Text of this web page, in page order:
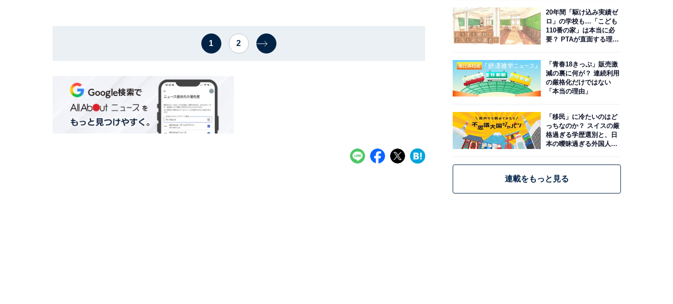
1 2
20年間「駆け込み実績ゼ
ロ」の学校も…「こども
110番の家」は本当に必
要？ PTAが直面する理想
「青春18きっぷ」販売激
減の裏に何が？ 連続利用
の厳格化だけではない
「本当の理由」
「移民」に冷たいのはど
っちなのか？ スイスの厳
格過ぎる学歴選別と、日
本の曖昧過ぎる外国人政
連載をもっと見る